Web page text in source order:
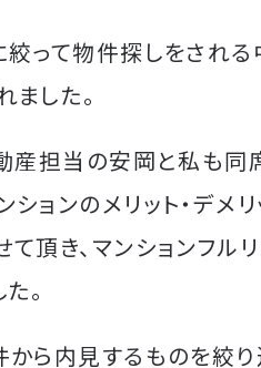
って物件探しをされる
した。
産担当の安岡と私も同
ョンのメリット・デメ
頂き、マンションフル
。
ら内見するものを絞